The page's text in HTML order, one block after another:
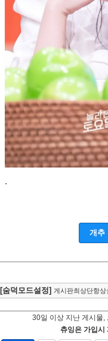
.
개추
[숨덕모드설정] 게시판최상단항상
30일 이상 지난 게시물,
츄잉은 가입시